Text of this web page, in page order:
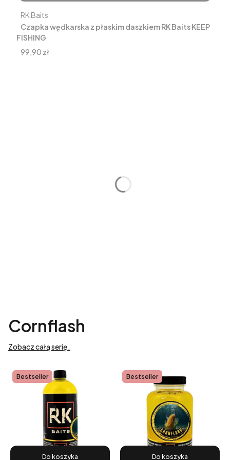
Czapka wędkarska z płaskim daszkiem RK Baits KEEP
FISHING
Producent
RK Baits
Cena
99,90 zł
Zestawy Karpiowe
Cornflash
Zobacz całą serię.
Bestseller
Do koszyka
Bestseller
Do koszyka